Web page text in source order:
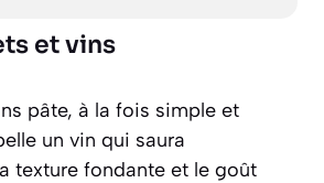
et vins
pâte, à la fois simple et
un vin qui saura
texture fondante et le goût